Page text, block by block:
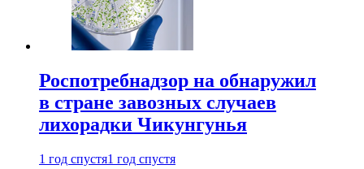
Роспотребнадзор на обнаружил
в стране завозных случаев
лихорадки Чикунгунья
1 год спустя1 год спустя